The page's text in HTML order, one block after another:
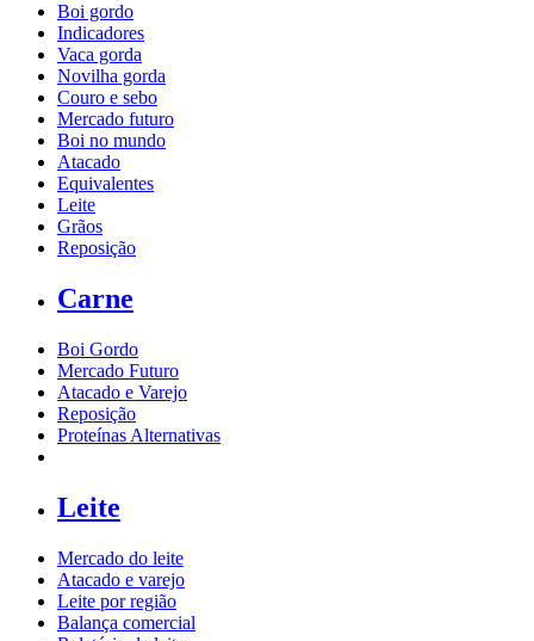
Boi gordo
Indicadores
Vaca gorda
Novilha gorda
Couro e sebo
Mercado futuro
Boi no mundo
Atacado
Equivalentes
Leite
Grãos
Reposição
Carne
Boi Gordo
Mercado Futuro
Atacado e Varejo
Reposição
Proteínas Alternativas
Leite
Mercado do leite
Atacado e varejo
Leite por região
Balança comercial